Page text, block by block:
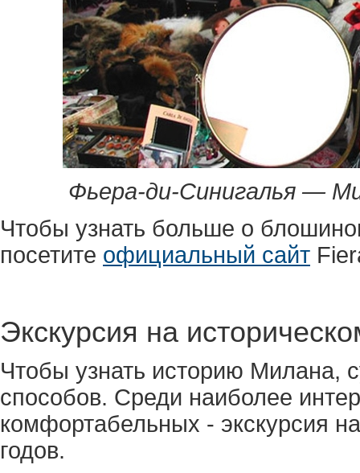
Фьера-ди-Синигалья —
Чтобы узнать больше о
посетите официальный сайт
Экскурсия на
Чтобы узнать историю Милана,
способов. Среди наиболее
комфортабельных - экскурсия
годов.